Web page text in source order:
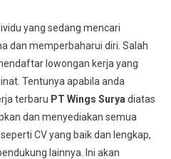
yang sedang mencari
dan memperbaharui diri. Salah
lowongan kerja yang
Tentunya apabila anda
terbaru PT Wings Surya diatas
dan menyediakan semua
CV yang baik dan lengkap,
lainnya. Ini akan